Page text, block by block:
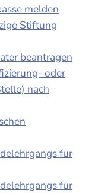
melden
Stiftung
beantragen
oder
nach
für
für